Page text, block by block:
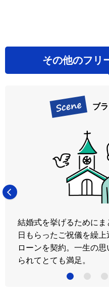
その他のフリ
ブ
結婚式を挙げるために
日もらったご祝儀を繰
ローンを契約。一生の
られてとても満足。